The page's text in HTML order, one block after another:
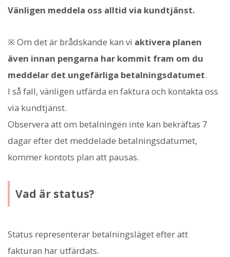
Vänligen meddela oss alltid via kundtjänst.
※ Om det är brådskande kan vi aktivera planen
även innan pengarna har kommit fram om du
meddelar det ungefärliga betalningsdatumet.
I så fall, vänligen utfärda en faktura och kontakta oss
via kundtjänst.
Observera att om betalningen inte kan bekräftas 7
dagar efter det meddelade betalningsdatumet,
kommer kontots plan att pausas.
Vad är status?
Status representerar betalningsläget efter att
fakturan har utfärdats.